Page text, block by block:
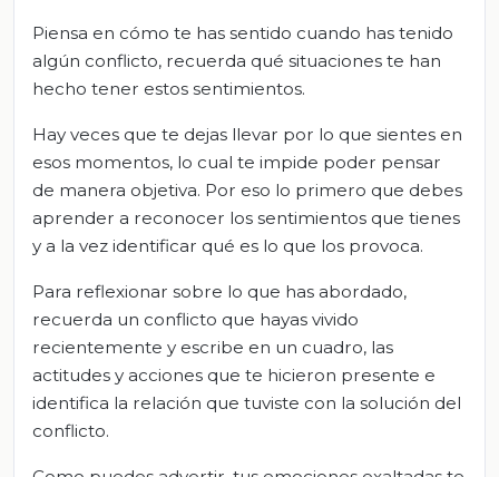
Piensa en cómo te has sentido cuando has tenido
algún conflicto, recuerda qué situaciones te han
hecho tener estos sentimientos.
Hay veces que te dejas llevar por lo que sientes en
esos momentos, lo cual te impide poder pensar
de manera objetiva. Por eso lo primero que debes
aprender a reconocer los sentimientos que tienes
y a la vez identificar qué es lo que los provoca.
Para reflexionar sobre lo que has abordado,
recuerda un conflicto que hayas vivido
recientemente y escribe en un cuadro, las
actitudes y acciones que te hicieron presente e
identifica la relación que tuviste con la solución del
conflicto.